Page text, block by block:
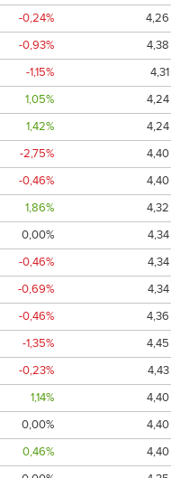
-0,24%
4,26
-0,93%
4,38
-1,15%
4,31
1,05%
4,24
1,42%
4,24
-2,75%
4,40
-0,46%
4,40
1,86%
4,32
0,00%
4,34
-0,46%
4,34
-0,69%
4,34
-0,46%
4,36
-1,35%
4,45
-0,23%
4,43
1,14%
4,40
0,00%
4,40
0,46%
4,40